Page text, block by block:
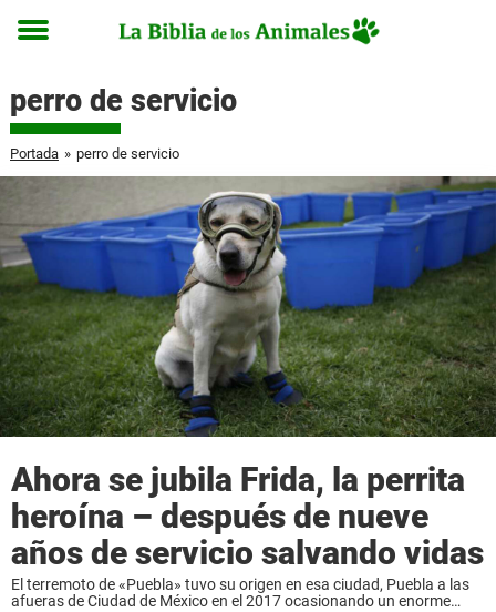
Toggle
perro de servicio
Portada » perro de servicio
Ahora se jubila Frida, la perrita
heroína – después de nueve
años de servicio salvando vidas
El terremoto de «Puebla» tuvo su origen en esa ciudad, Puebla a las
afueras de Ciudad de México en el 2017 ocasionando un enorme